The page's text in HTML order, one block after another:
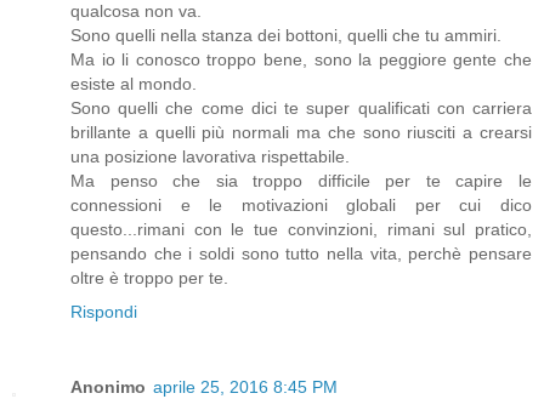
qualcosa non va.
Sono quelli nella stanza dei bottoni, quelli che tu ammiri.
Ma io li conosco troppo bene, sono la peggiore gente che
esiste al mondo.
Sono quelli che come dici te super qualificati con carriera
brillante a quelli più normali ma che sono riusciti a crearsi
una posizione lavorativa rispettabile.
Ma penso che sia troppo difficile per te capire le
connessioni e le motivazioni globali per cui dico
questo...rimani con le tue convinzioni, rimani sul pratico,
pensando che i soldi sono tutto nella vita, perchè pensare
oltre è troppo per te.
Rispondi
Anonimo aprile 25, 2016 8:45 PM